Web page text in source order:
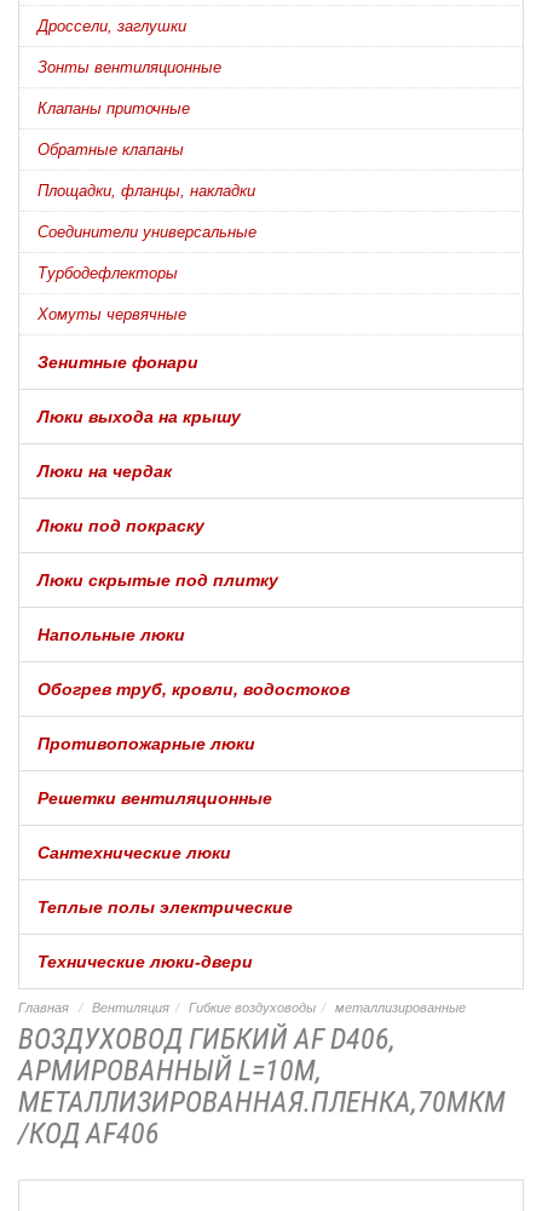
Дроссели, заглушки
Зонты вентиляционные
Клапаны приточные
Обратные клапаны
Площадки, фланцы, накладки
Соединители универсальные
Турбодефлекторы
Хомуты червячные
Зенитные фонари
Люки выхода на крышу
Люки на чердак
Люки под покраску
Люки скрытые под плитку
Напольные люки
Обогрев труб, кровли, водостоков
Противопожарные люки
Решетки вентиляционные
Сантехнические люки
Теплые полы электрические
Технические люки-двери
Главная Вентиляция Гибкие воздуховоды металлизированные
ВОЗДУХОВОД ГИБКИЙ AF D406,
АРМИРОВАННЫЙ L=10М,
МЕТАЛЛИЗИРОВАННАЯ.ПЛЕНКА,70МКМ
/КОД AF406